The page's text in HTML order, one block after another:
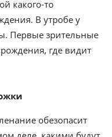
какого-то
В утробе у
Первые зрительные
где видит
обезопасит